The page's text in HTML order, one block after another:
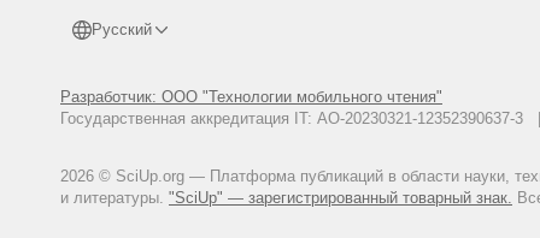
Русский
Разработчик: ООО "Технологии мобильного чтения"
Государственная аккредитация IT: АО-20230321-
2026 © SciUp.org — Платформа публикаций в области науки,
и литературы. "SciUp" — зарегистрированный товарный знак.